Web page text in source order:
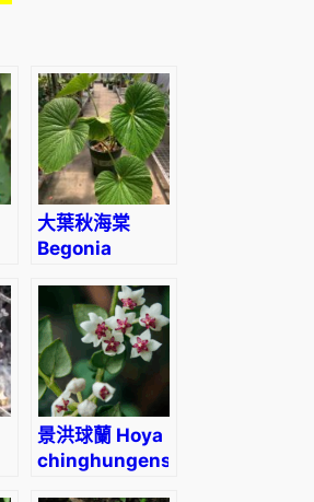
大葉秋海棠
Begonia
C. Y. Wu
景洪球蘭 Hoya
chinghungensis